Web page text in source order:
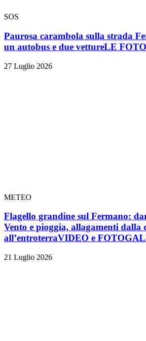
SOS
Paurosa carambola sulla strada
un autobus e due vettureLE FOTO
27 Luglio 2026
METEO
Flagello grandine sul Fermano:
Vento e pioggia, allagamenti dalla
all’entroterraVIDEO e
21 Luglio 2026